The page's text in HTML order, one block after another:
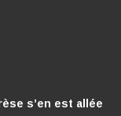
s’en est allée